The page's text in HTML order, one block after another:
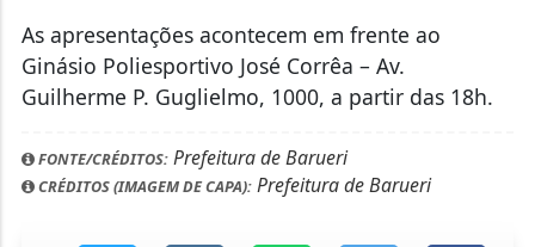
As apresentações acontecem em frente ao
Ginásio Poliesportivo José Corrêa – Av.
Guilherme P. Guglielmo, 1000, a partir das 18h.
FONTE/CRÉDITOS:Prefeitura de Barueri
CRÉDITOS (IMAGEM DE CAPA):Prefeitura de Barueri